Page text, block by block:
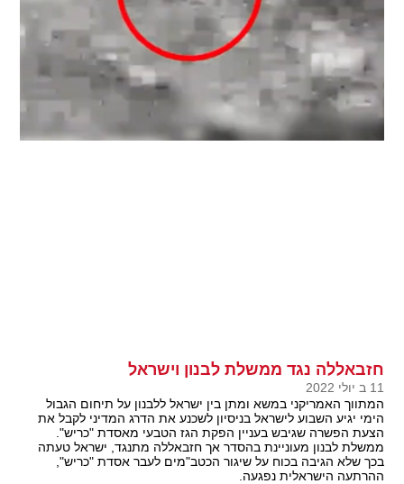
חזבאללה נגד ממשלת לבנון וישראל
11 ב יולי 2022
המתווך האמריקני במשא ומתן בין ישראל ללבנון על תיחום הגבול
הימי יגיע השבוע לישראל בניסיון לשכנע את הדרג המדיני לקבל את
הצעת הפשרה שגיבש בעניין הפקת הגז הטבעי מאסדת "כריש".
ממשלת לבנון מעוניינת בהסדר אך חזבאללה מתנגד, ישראל טעתה
בכך שלא הגיבה בכוח על שיגור הכטב"מים לעבר אסדת "כריש",
ההרתעה הישראלית נפגעה.